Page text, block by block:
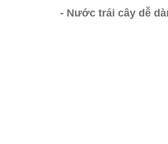
- Nước trái cây dễ